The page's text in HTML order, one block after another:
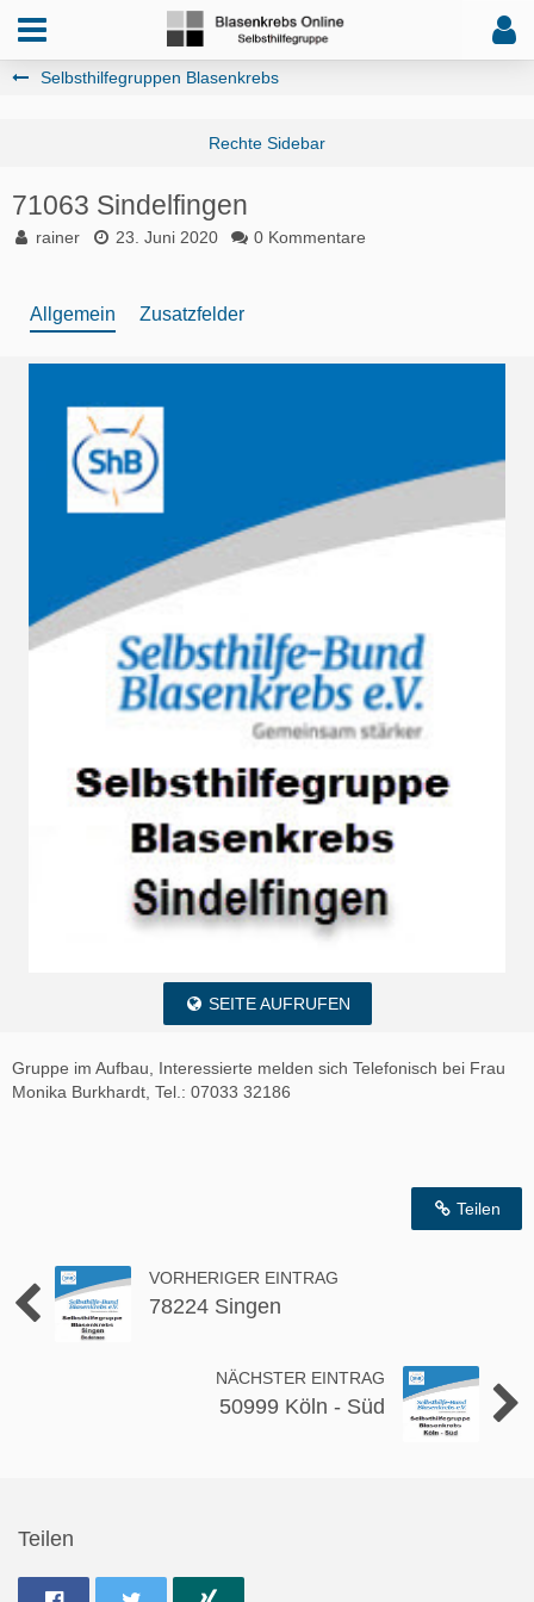
Selbsthilfegruppen Blasenkrebs
71063 Sindelfingen
rainer 23. Juni 2020 0 Kommentare
Allgemein Zusatzfelder
SEITE AUFRUFEN
Gruppe im Aufbau, Interessierte melden sich Telefonisch bei Frau
Monika Burkhardt, Tel.: 07033 32186
Teilen
VORHERIGER EINTRAG
78224 Singen
NÄCHSTER EINTRAG
50999 Köln - Süd
Teilen